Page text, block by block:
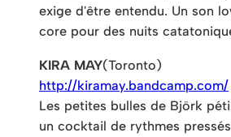
exige d'être entendu. Un son
core pour des nuits
KIRA MAY(Toronto)
http://kiramay.bandcamp.com/
Les petites bulles de Björk
un cocktail de rythmes